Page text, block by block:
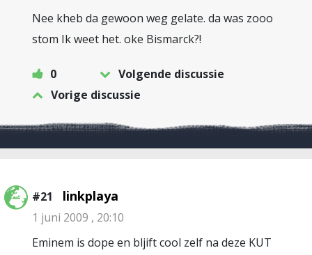
Nee kheb da gewoon weg gelate. da was zooo
stom Ik weet het. oke Bismarck?!
0
Volgende discussie
Vorige discussie
#21 linkplaya
1 juni 2009 , 20:10
Eminem is dope en bljift cool zelf na deze KUT